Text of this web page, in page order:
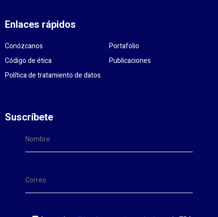
Enlaces rápidos
Conózcanos
Portafolio
Código de ética
Publicaciones
Política de tratamiento de datos
Suscríbete